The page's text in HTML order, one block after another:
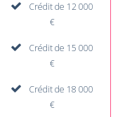
Crédit de 12 000
€
Crédit de 15 000
€
Crédit de 18 000
€